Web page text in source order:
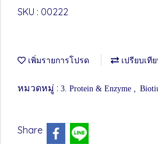
SKU : 00222
เพิ่มรายการโปรด เปรียบเที
หมวดหมู่ : 3. Protein & Enzyme ,
Share